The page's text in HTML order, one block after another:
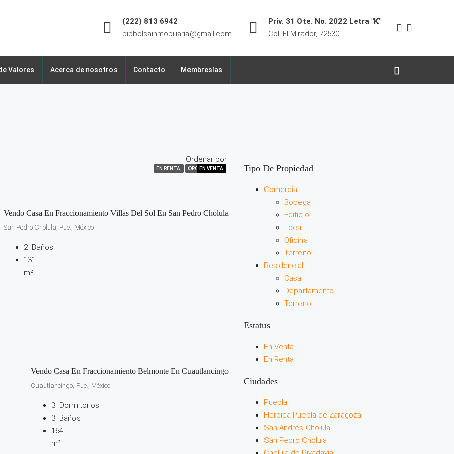
(222) 813 6942
bipbolsainmobiliaria@gmail.com
Priv. 31 Ote. No. 2022 Letra "K"
Col. El Mirador, 72530
Valores Acerca de nosotros Contacto Membresías
Ordenar por:
EN VENTA
Vendo Casa En Fraccionamiento Villas Del Sol En San Pedro Cholula
San Pedro Cholula, Pue., México
2 Baños
131
m²
EN VENTA
Vendo Casa En Fraccionamiento Belmonte En Cuautlancingo
Cuautlancingo, Pue., México
3 Dormitorios
3 Baños
164
m²
EN RENTA
EN VENTA
EN VENTA
EN RENTA OPORTUNIDAD
EN VENTA
EN VENTA
EN VENTA
EN VENTA Tipo De Propiedad
Comercial
Bodega
Edificio
Local
Oficina
Terreno
Residencial
Casa
Departamento
Terreno
Estatus
En Venta
En Renta
Ciudades
Puebla
Heroica Puebla de Zaragoza
San Andrés Cholula
San Pedro Cholula